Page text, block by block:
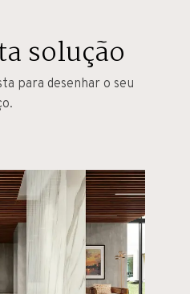
solução
para desenhar o seu